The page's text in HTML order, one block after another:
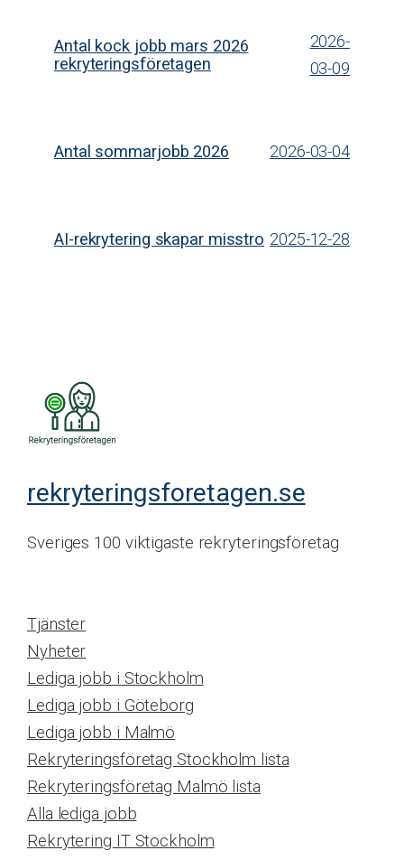
Antal kock jobb mars 2026
rekryteringsföretagen
2026-
03-09
Antal sommarjobb 2026 2026-03-04
AI-rekrytering skapar misstro 2025-12-28
rekryteringsforetagen.se
Sveriges 100 viktigaste rekryteringsföretag
Tjänster
Nyheter
Lediga jobb i Stockholm
Lediga jobb i Göteborg
Lediga jobb i Malmö
Rekryteringsföretag Stockholm lista
Rekryteringsföretag Malmö lista
Alla lediga jobb
Rekrytering IT Stockholm